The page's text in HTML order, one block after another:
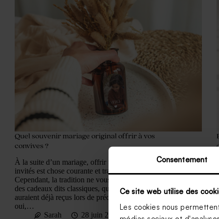
Consentement
Ce site web utilise des
Les cookies nous
Quel souvenir mariage original offrir à vos
convives ?
À la suite d’un mariage, offrir un présent aux
invités est chose courante et traditionnelle.
Cependant, la tradition ne vous restreint pas à offrir
des cadeaux dits classiques, que vos convives
auraient déjà reçus lors de précédents mariages. Eh
oui,…
Sarah
28 juin 2018